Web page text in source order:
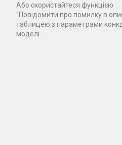
Або скористайтеся функцією
"Повідомити про помилку в
таблицею з параметрами
моделі.